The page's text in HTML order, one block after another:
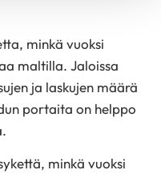
minkä vuoksi
maltilla. Jaloissa
ja laskujen määrä
portaita on helppo
minkä vuoksi